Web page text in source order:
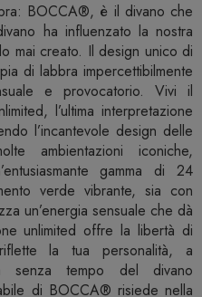
BOCCA®, è il divano che
ha influenzato la nostra
mai creato. Il design unico di
di labbra impercettibilmente
e provocatorio. Vivi il
l’ultima interpretazione
l’incantevole design delle
ambientazioni iconiche,
gamma di 24
verde vibrante, sia con
un’energia sensuale che dà
unlimited offre la libertà di
la tua personalità, a
senza tempo del divano
di BOCCA® risiede nella